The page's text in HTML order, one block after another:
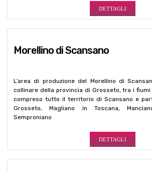
DETTAGLI
Morellino di Scansano
L’area di produzione del Morellino di
collinare della provincia di Grosseto, tra i fiumi
compreso tutto il territorio di Scansano e
Grosseto, Magliano in Toscana,
Semproniano
DETTAGLI